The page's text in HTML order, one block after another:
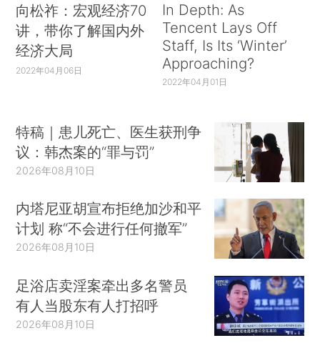
向松祚：宏观经济70
讲，带你了解国内外
经济大局
2022年04月06日
In Depth: As
Tencent Lays Off
Staff, Is Its ‘Winter’
Approaching?
2022年04月01日
特稿｜患儿死亡、医生获刑争
议：韩杰案的“罪与罚”
2026年08月10日
内塔尼亚胡宣布拒绝加沙和平
计划 称“不会进行任何撤军”
2026年08月10日
足浴店卖淫案牵出多名警员
有人当股东有人打招呼
2026年08月10日